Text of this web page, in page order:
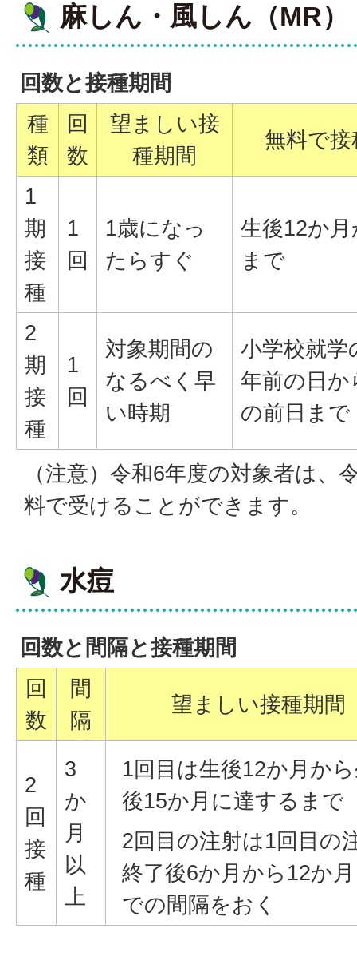
麻しん・風しん（MR）
回数と接種期間
種
類
回
数
望ましい接
種期間
無料で
1
期
接
種
1
回
1歳になっ
たらすぐ
生後12か
まで
2
期
接
種
1
回
対象期間の
なるべく早
い時期
小学校就学
年前の日か
の前日まで
（注意）令和6年度の対象者は、
料で受けることができます。
水痘
回数と間隔と接種期間
回
数
間
隔
望ましい接種期間
2
回
接
種
3
か
月
以
上
1回目は生後12か月か
後15か月に達するまで
2回目の注射は1回目の
終了後6か月から12か
での間隔をおく